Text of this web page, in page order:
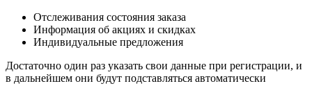
Отслеживания состояния заказа
Информация об акциях и скидках
Индивидуальные предложения
Достаточно один раз указать свои данные при регистрации, и
в дальнейшем они будут подставляться автоматически